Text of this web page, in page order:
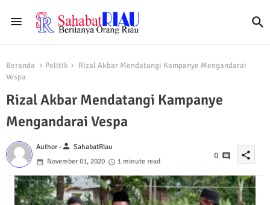
Beranda Politik
Rizal Akbar Mendatangi Kampanye Mengandarai
Vespa
Rizal Akbar Mendatangi Kampanye
Mengandarai Vespa
Author -person SahabatRiau
November 01, 2020
1 minute read
0 share